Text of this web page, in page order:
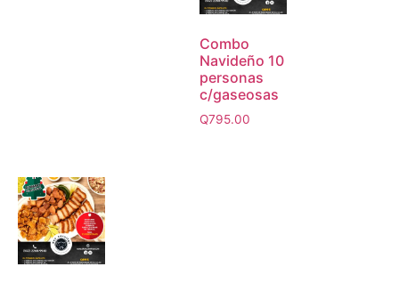
Combo
Navideño 10
personas
c/gaseosas
Q795.00